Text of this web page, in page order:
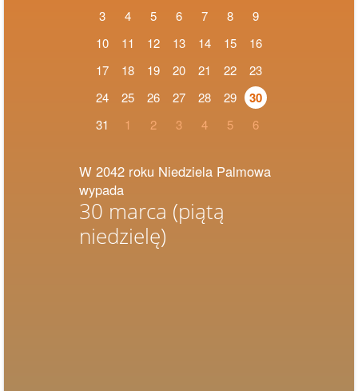
3
4 5 6 7 8
9
10
11 12 13 14 15
16
17
18 19 20 21 22
23
24
25 26 27 28 29 30
31 1 2 3 4 5 6
W 2042 roku Niedziela Palmowa
wypada
30 marca (piątą
niedzielę)